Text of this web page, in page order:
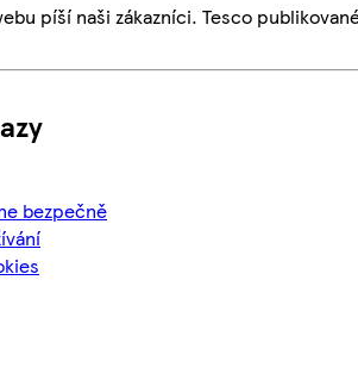
píší naši zákazníci. Tesco
bezpečně